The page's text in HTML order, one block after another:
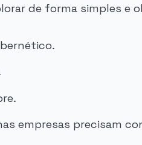
de forma simples e
empresas precisam